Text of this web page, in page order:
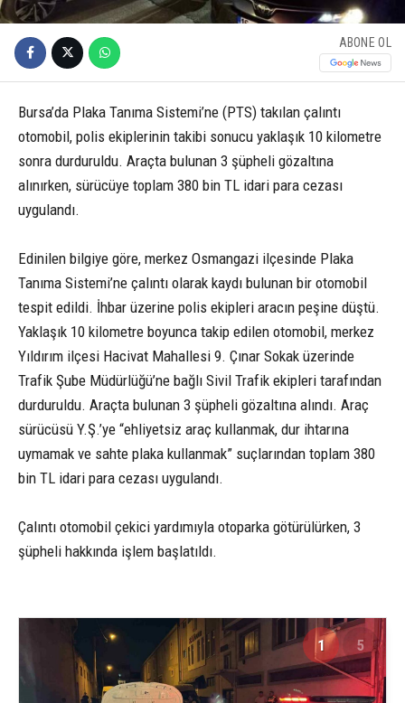
ABONE OL
Bursa’da Plaka Tanıma Sistemi’ne (PTS) takılan çalıntı
otomobil, polis ekiplerinin takibi sonucu yaklaşık 10 kilometre
sonra durduruldu. Araçta bulunan 3 şüpheli gözaltına
alınırken, sürücüye toplam 380 bin TL idari para cezası
uygulandı.
Edinilen bilgiye göre, merkez Osmangazi ilçesinde Plaka
Tanıma Sistemi’ne çalıntı olarak kaydı bulunan bir otomobil
tespit edildi. İhbar üzerine polis ekipleri aracın peşine düştü.
Yaklaşık 10 kilometre boyunca takip edilen otomobil, merkez
Yıldırım ilçesi Hacivat Mahallesi 9. Çınar Sokak üzerinde
Trafik Şube Müdürlüğü’ne bağlı Sivil Trafik ekipleri tarafından
durduruldu. Araçta bulunan 3 şüpheli gözaltına alındı. Araç
sürücüsü Y.Ş.’ye “ehliyetsiz araç kullanmak, dur ihtarına
uymamak ve sahte plaka kullanmak” suçlarından toplam 380
bin TL idari para cezası uygulandı.
Çalıntı otomobil çekici yardımıyla otoparka götürülürken, 3
şüpheli hakkında işlem başlatıldı.
1 5